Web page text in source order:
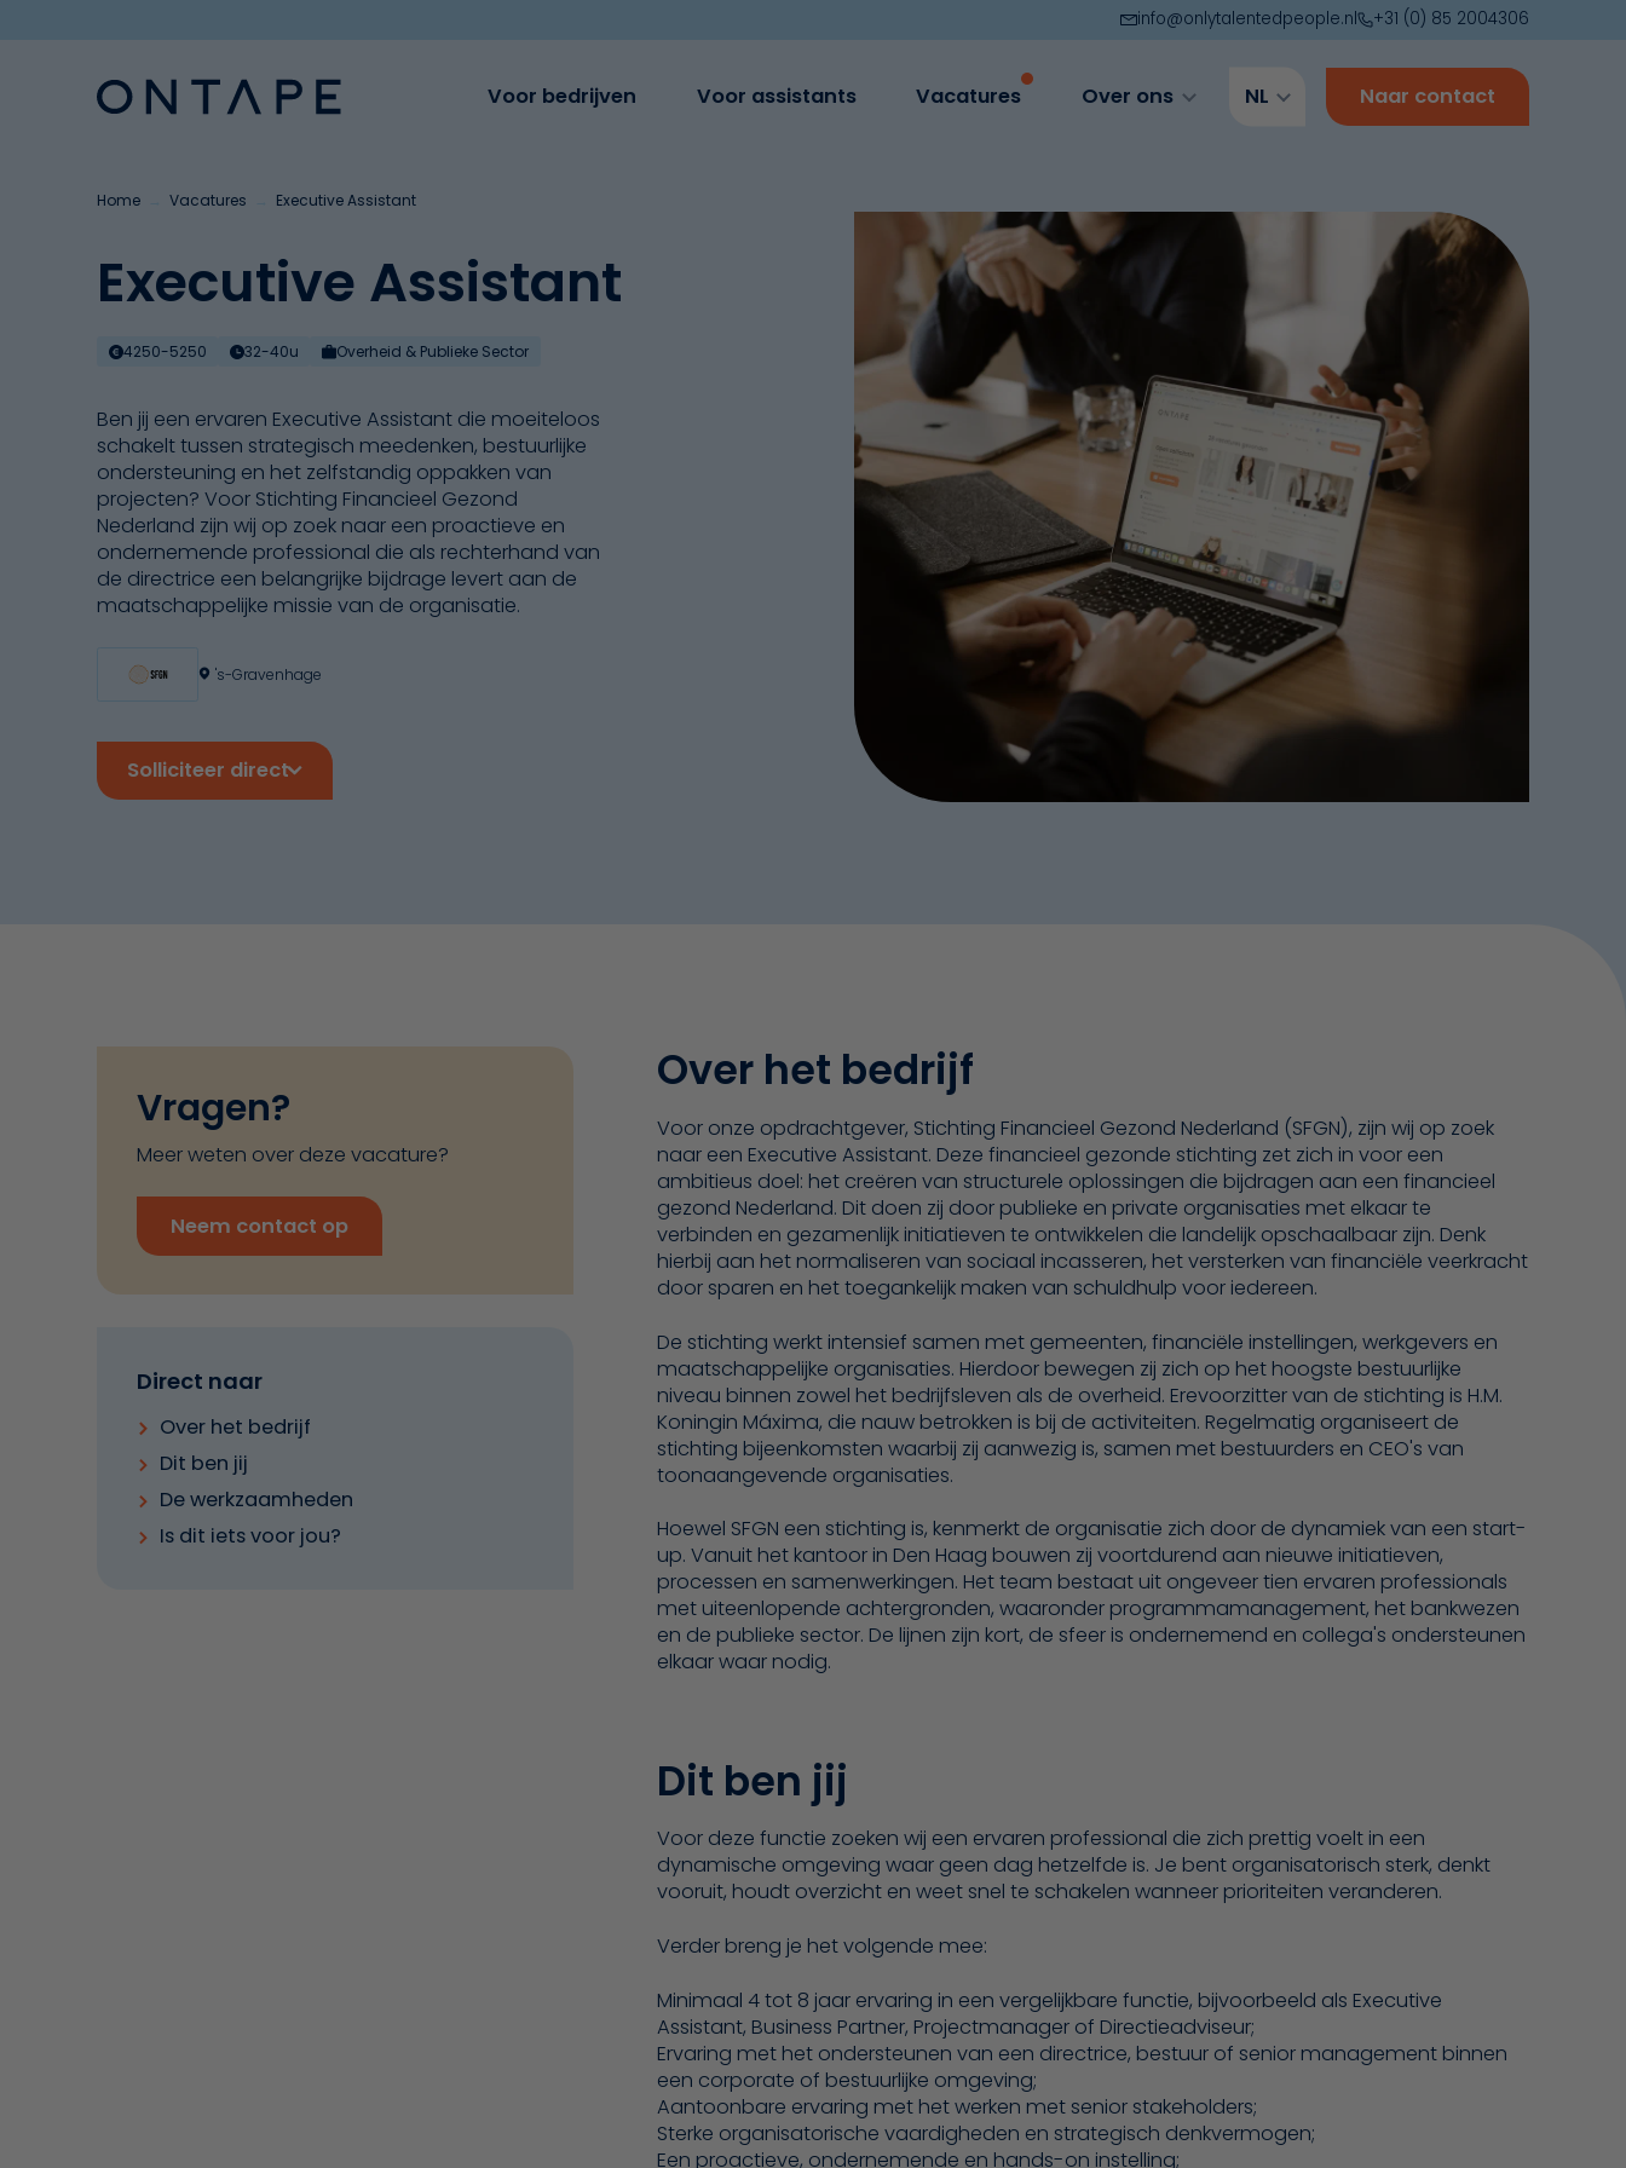
info@onlytalentedpeople.nl +31 (0) 85 2004306
Voor bedrijven Voor assistants Vacatures Over ons NL Naar contact
Home Vacatures Executive Assistant
Executive Assistant
4250-5250 32-40u Overheid & Publieke Sector
Ben jij een ervaren Executive Assistant die moeiteloos
schakelt tussen strategisch meedenken, bestuurlijke
ondersteuning en het zelfstandig oppakken van
projecten? Voor Stichting Financieel Gezond
Nederland zijn wij op zoek naar een proactieve en
ondernemende professional die als rechterhand van
de directrice een belangrijke bijdrage levert aan de
maatschappelijke missie van de organisatie.
's-Gravenhage
Solliciteer direct
Vragen?
Meer weten over deze vacature?
Neem contact op
Direct naar
Over het bedrijf
Dit ben jij
De werkzaamheden
Is dit iets voor jou?
Over het bedrijf
Voor onze opdrachtgever, Stichting Financieel Gezond Nederland (SFGN), zijn wij op zoek
naar een Executive Assistant. Deze financieel gezonde stichting zet zich in voor een
ambitieus doel: het creëren van structurele oplossingen die bijdragen aan een financieel
gezond Nederland. Dit doen zij door publieke en private organisaties met elkaar te
verbinden en gezamenlijk initiatieven te ontwikkelen die landelijk opschaalbaar zijn. Denk
hierbij aan het normaliseren van sociaal incasseren, het versterken van financiële veerkracht
door sparen en het toegankelijk maken van schuldhulp voor iedereen.
De stichting werkt intensief samen met gemeenten, financiële instellingen, werkgevers en
maatschappelijke organisaties. Hierdoor bewegen zij zich op het hoogste bestuurlijke
niveau binnen zowel het bedrijfsleven als de overheid. Erevoorzitter van de stichting is H.M.
Koningin Máxima, die nauw betrokken is bij de activiteiten. Regelmatig organiseert de
stichting bijeenkomsten waarbij zij aanwezig is, samen met bestuurders en CEO's van
toonaangevende organisaties.
Hoewel SFGN een stichting is, kenmerkt de organisatie zich door de dynamiek van een start-
up. Vanuit het kantoor in Den Haag bouwen zij voortdurend aan nieuwe initiatieven,
processen en samenwerkingen. Het team bestaat uit ongeveer tien ervaren professionals
met uiteenlopende achtergronden, waaronder programmamanagement, het bankwezen
en de publieke sector. De lijnen zijn kort, de sfeer is ondernemend en collega's ondersteunen
elkaar waar nodig.
Dit ben jij
Voor deze functie zoeken wij een ervaren professional die zich prettig voelt in een
dynamische omgeving waar geen dag hetzelfde is. Je bent organisatorisch sterk, denkt
vooruit, houdt overzicht en weet snel te schakelen wanneer prioriteiten veranderen.
Verder breng je het volgende mee:
Minimaal 4 tot 8 jaar ervaring in een vergelijkbare functie, bijvoorbeeld als Executive
Assistant, Business Partner, Projectmanager of Directieadviseur;
Ervaring met het ondersteunen van een directrice, bestuur of senior management binnen
een corporate of bestuurlijke omgeving;
Aantoonbare ervaring met het werken met senior stakeholders;
Sterke organisatorische vaardigheden en strategisch denkvermogen;
Een proactieve, ondernemende en hands-on instelling;